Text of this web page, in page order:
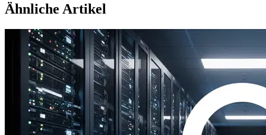
Ähnliche Artikel